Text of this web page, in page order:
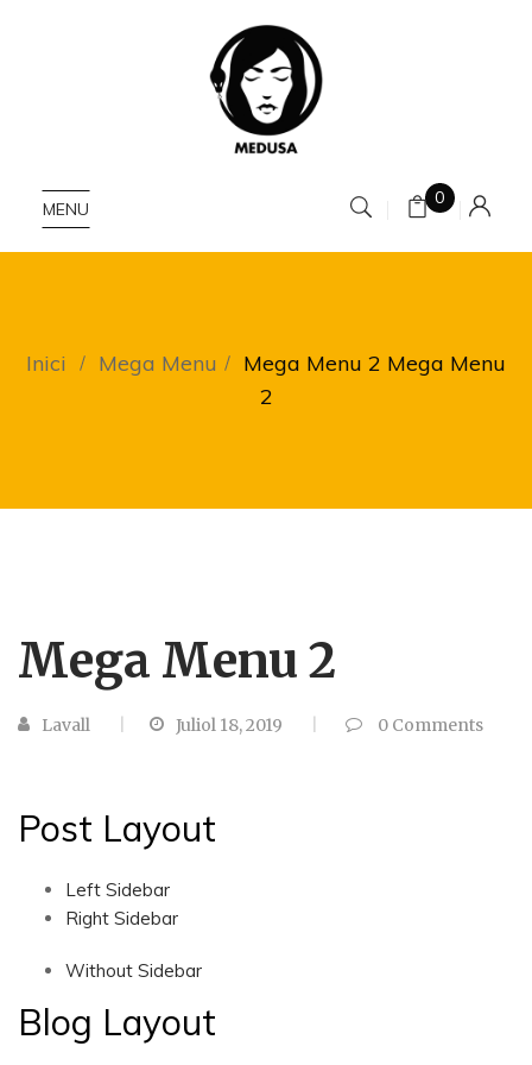
MENU
0
Inici Mega Menu Mega Menu 2 Mega Menu
2
Mega Menu 2
Lavall Juliol 18, 2019 0 Comments
Post Layout
Left Sidebar
Right Sidebar
Without Sidebar
Blog Layout